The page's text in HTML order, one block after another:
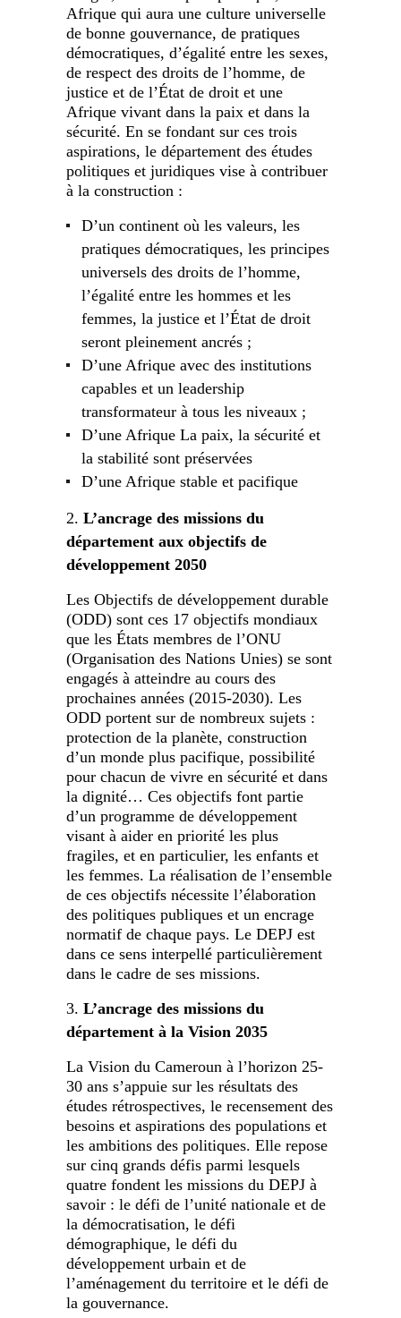
Afrique qui aura une culture universelle
de bonne gouvernance, de pratiques
démocratiques, d’égalité entre les sexes,
de respect des droits de l’homme, de
justice et de l’État de droit et une
Afrique vivant dans la paix et dans la
sécurité. En se fondant sur ces trois
aspirations, le département des études
politiques et juridiques vise à contribuer
à la construction :
D’un continent où les valeurs, les
pratiques démocratiques, les principes
universels des droits de l’homme,
l’égalité entre les hommes et les
femmes, la justice et l’État de droit
seront pleinement ancrés ;
D’une Afrique avec des institutions
capables et un leadership
transformateur à tous les niveaux ;
D’une Afrique La paix, la sécurité et
la stabilité sont préservées
D’une Afrique stable et pacifique
L’ancrage des missions du
département aux objectifs de
développement 2050
Les Objectifs de développement durable
(ODD) sont ces 17 objectifs mondiaux
que les États membres de l’ONU
(Organisation des Nations Unies) se sont
engagés à atteindre au cours des
prochaines années (2015-2030). Les
ODD portent sur de nombreux sujets :
protection de la planète, construction
d’un monde plus pacifique, possibilité
pour chacun de vivre en sécurité et dans
la dignité… Ces objectifs font partie
d’un programme de développement
visant à aider en priorité les plus
fragiles, et en particulier, les enfants et
les femmes. La réalisation de l’ensemble
de ces objectifs nécessite l’élaboration
des politiques publiques et un encrage
normatif de chaque pays. Le DEPJ est
dans ce sens interpellé particulièrement
dans le cadre de ses missions.
L’ancrage des missions du
département à la Vision 2035
La Vision du Cameroun à l’horizon 25-
30 ans s’appuie sur les résultats des
études rétrospectives, le recensement des
besoins et aspirations des populations et
les ambitions des politiques. Elle repose
sur cinq grands défis parmi lesquels
quatre fondent les missions du DEPJ à
savoir : le défi de l’unité nationale et de
la démocratisation, le défi
démographique, le défi du
développement urbain et de
l’aménagement du territoire et le défi de
la gouvernance.